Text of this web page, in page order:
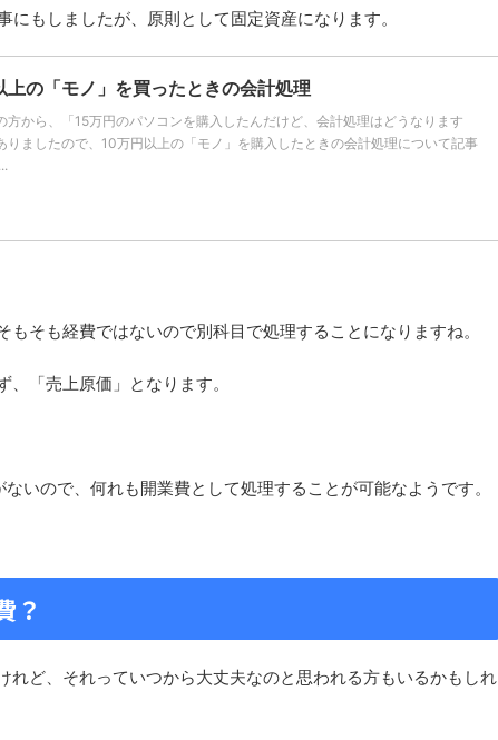
もしましたが、原則として固定資産になります。
上の「モノ」を買ったときの会計処理
方から、「15万円のパソコンを購入したんだけど、会計処理はどうなります
りましたので、10万円以上の「モノ」を購入したときの会計処理について記事
そも経費ではないので別科目で処理することになりますね。
「売上原価」となります。
いので、何れも開業費として処理することが可能なようです。
？
れど、それっていつから大丈夫なのと思われる方もいるかもしれ